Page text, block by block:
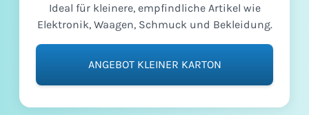
Ideal für kleinere, empfindliche Artikel wie
Elektronik, Waagen, Schmuck und Bekleidung.
ANGEBOT KLEINER KARTON